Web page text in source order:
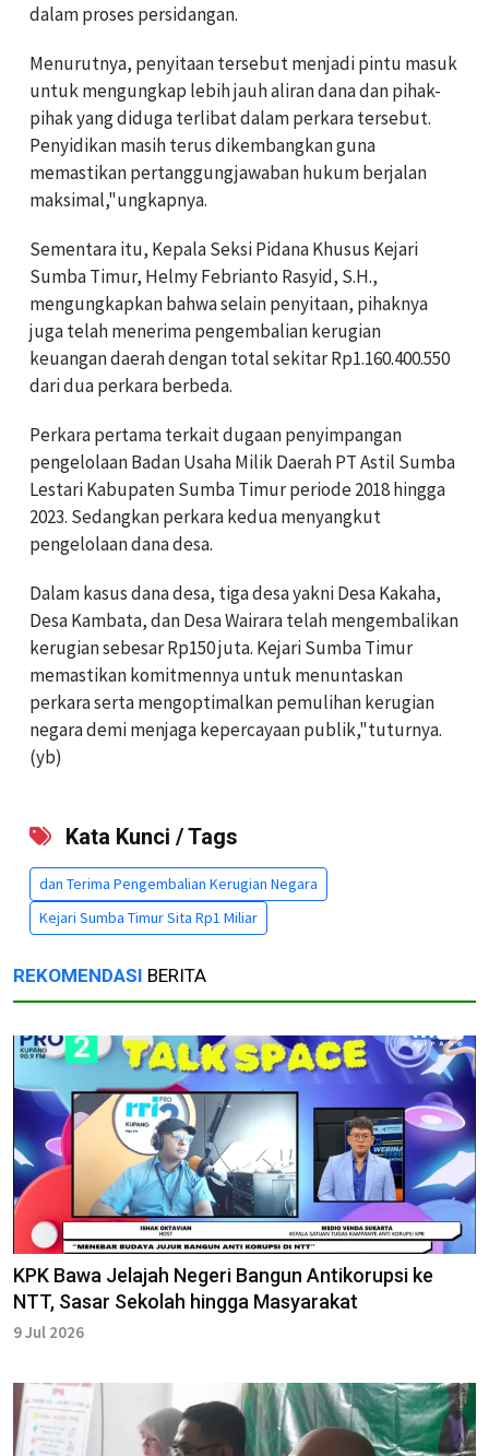
dalam proses persidangan.
Menurutnya, penyitaan tersebut menjadi pintu masuk
untuk mengungkap lebih jauh aliran dana dan pihak-
pihak yang diduga terlibat dalam perkara tersebut.
Penyidikan masih terus dikembangkan guna
memastikan pertanggungjawaban hukum berjalan
maksimal,"ungkapnya.
Sementara itu, Kepala Seksi Pidana Khusus Kejari
Sumba Timur, Helmy Febrianto Rasyid, S.H.,
mengungkapkan bahwa selain penyitaan, pihaknya
juga telah menerima pengembalian kerugian
keuangan daerah dengan total sekitar Rp1.160.400.550
dari dua perkara berbeda.
Perkara pertama terkait dugaan penyimpangan
pengelolaan Badan Usaha Milik Daerah PT Astil Sumba
Lestari Kabupaten Sumba Timur periode 2018 hingga
2023. Sedangkan perkara kedua menyangkut
pengelolaan dana desa.
Dalam kasus dana desa, tiga desa yakni Desa Kakaha,
Desa Kambata, dan Desa Wairara telah mengembalikan
kerugian sebesar Rp150 juta. Kejari Sumba Timur
memastikan komitmennya untuk menuntaskan
perkara serta mengoptimalkan pemulihan kerugian
negara demi menjaga kepercayaan publik,"tuturnya.
(yb)
Kata Kunci / Tags
dan Terima Pengembalian Kerugian Negara
Kejari Sumba Timur Sita Rp1 Miliar
REKOMENDASI BERITA
KPK Bawa Jelajah Negeri Bangun Antikorupsi ke
NTT, Sasar Sekolah hingga Masyarakat
9 Jul 2026